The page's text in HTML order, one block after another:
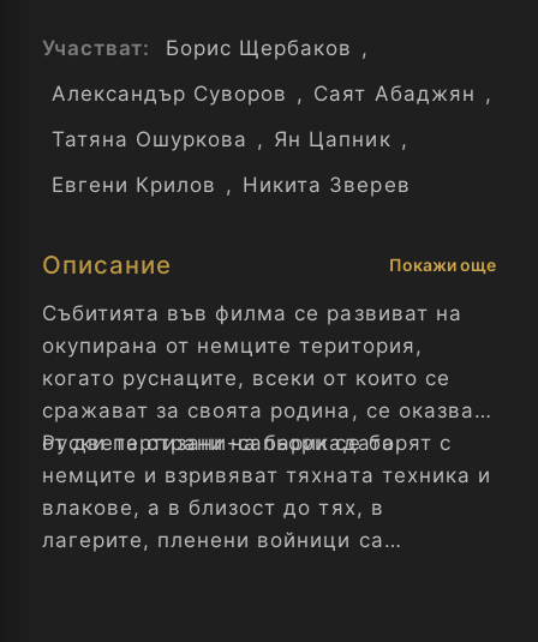
Участват: Борис Щербаков ,
Александър Суворов , Саят Абаджян ,
Татяна Ошуркова , Ян Цапник ,
Евгени Крилов , Никита Зверев
Описание Покажи още
Събитията във филма се развиват на
окупирана от немците територия,
когато руснаците, всеки от които се
сражават за своята родина, се оказват
от двете страни на барикадата.
Руски партизани-сапьори се борят с
немците и взривяват тяхната техника и
влакове, а в близост до тях, в
лагерите, пленени войници са